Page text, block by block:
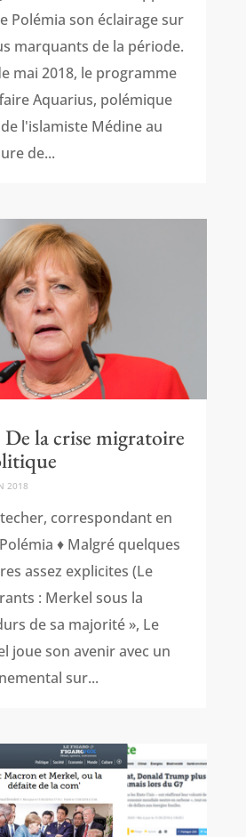
Polémia son éclairage sur
marquants de la période.
mai 2018, le programme
Aquarius, polémique
l'islamiste Médine au
de...
la crise migratoire
2018
correspondant en
♦ Malgré quelques
assez explicites (Le
: Merkel sous la
de sa majorité », Le
joue son avenir avec un
sur...